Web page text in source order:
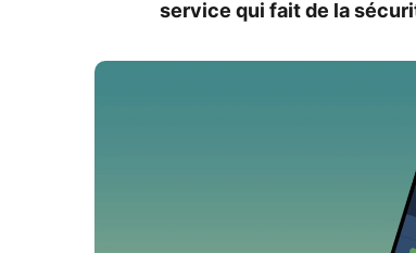
service qui fait de la